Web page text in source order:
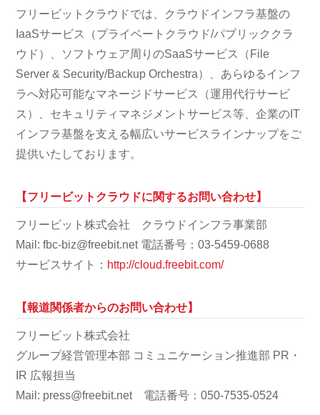
フリービットクラウドでは、クラウドインフラ基盤の
IaaSサービス（プライベートクラウド/パブリッククラ
ウド）、ソフトウェア周りのSaaSサービス（File
Server & Security/Backup Orchestra）、あらゆるインフ
ラへ対応可能なマネージドサービス（運用代行サービ
ス）、セキュリティマネジメントサービス等、企業のIT
インフラ基盤を支える幅広いサービスラインナップをご
提供いたしております。
【フリービットクラウドに関するお問い合わせ】
フリービット株式会社 クラウドインフラ事業部
Mail: fbc-biz@freebit.net 電話番号：03-5459-0688
サービスサイト： http://cloud.freebit.com/
【報道関係者からのお問い合わせ】
フリービット株式会社
グループ経営管理本部 コミュニケーション推進部 PR・
IR 広報担当
Mail: press@freebit.net 電話番号：050-7535-0524